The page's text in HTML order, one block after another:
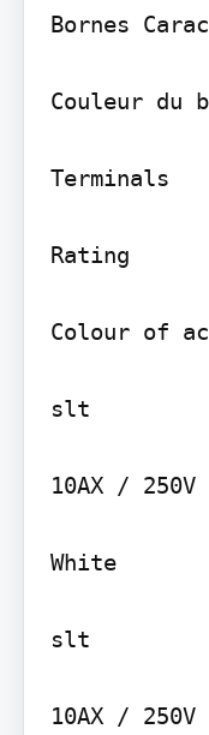
Bornes
Couleur du
Terminals
Rating
Colour of
slt
10AX / 250V
White
slt
10AX / 250V